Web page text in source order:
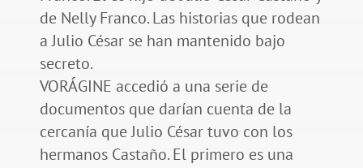
de Nelly Franco. Las historias que rodean
a Julio César se han mantenido bajo
secreto.
VORÁGINE accedió a una serie de
documentos que darían cuenta de la
cercanía que Julio César tuvo con los
hermanos Castaño. El primero es una